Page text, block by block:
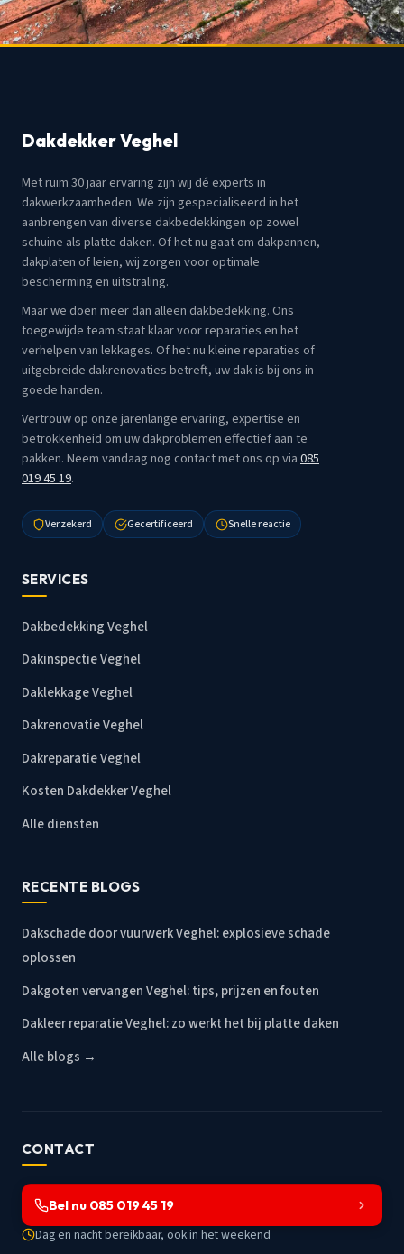
Dakdekker Veghel
Met ruim 30 jaar ervaring zijn wij dé experts in
dakwerkzaamheden. We zijn gespecialiseerd in het
aanbrengen van diverse dakbedekkingen op zowel
schuine als platte daken. Of het nu gaat om dakpannen,
dakplaten of leien, wij zorgen voor optimale
bescherming en uitstraling.
Maar we doen meer dan alleen dakbedekking. Ons
toegewijde team staat klaar voor reparaties en het
verhelpen van lekkages. Of het nu kleine reparaties of
uitgebreide dakrenovaties betreft, uw dak is bij ons in
goede handen.
Vertrouw op onze jarenlange ervaring, expertise en
betrokkenheid om uw dakproblemen effectief aan te
pakken. Neem vandaag nog contact met ons op via085
019 45 19.
Verzekerd Gecertificeerd Snelle reactie
SERVICES
Dakbedekking Veghel
Dakinspectie Veghel
Daklekkage Veghel
Dakrenovatie Veghel
Dakreparatie Veghel
Kosten Dakdekker Veghel
Alle diensten
RECENTE BLOGS
Dakschade door vuurwerk Veghel: explosieve schade
oplossen
Dakgoten vervangen Veghel: tips, prijzen en fouten
Dakleer reparatie Veghel: zo werkt het bij platte daken
Alle blogs →
CONTACT
Bel nu 085 019 45 19
Dag en nacht bereikbaar, ook in het weekend